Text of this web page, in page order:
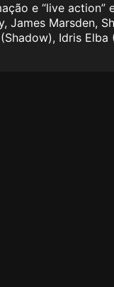
e “live
Marsden,
Idris Elba